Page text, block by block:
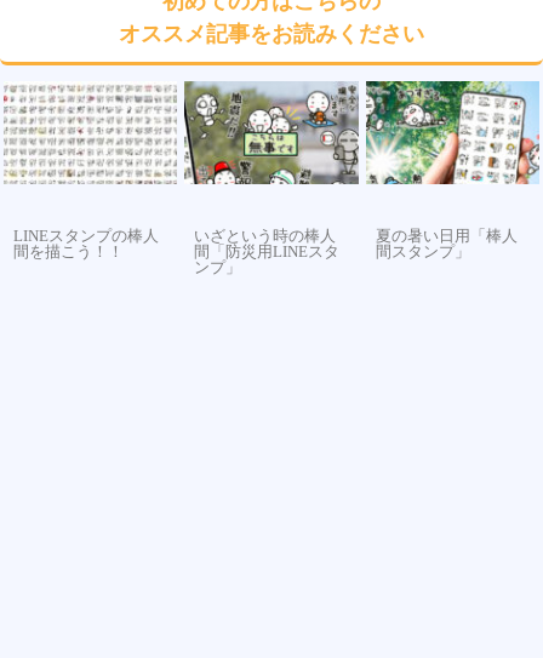
オススメ記事をお読みください
LINEスタンプの棒人
間を描こう！！
いざという時の棒人
間「防災用LINEスタ
ンプ」
夏の暑い日用「棒人
間スタンプ」